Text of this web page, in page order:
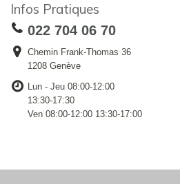
Infos Pratiques
022 704 06 70
Chemin Frank-Thomas 36
1208 Genève
Lun - Jeu 08:00-12:00
13:30-17:30
Ven 08:00-12:00 13:30-17:00